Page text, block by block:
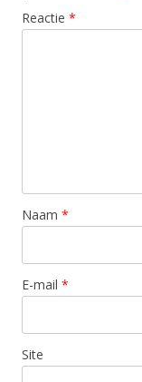
Reactie *
Naam *
E-mail *
Site